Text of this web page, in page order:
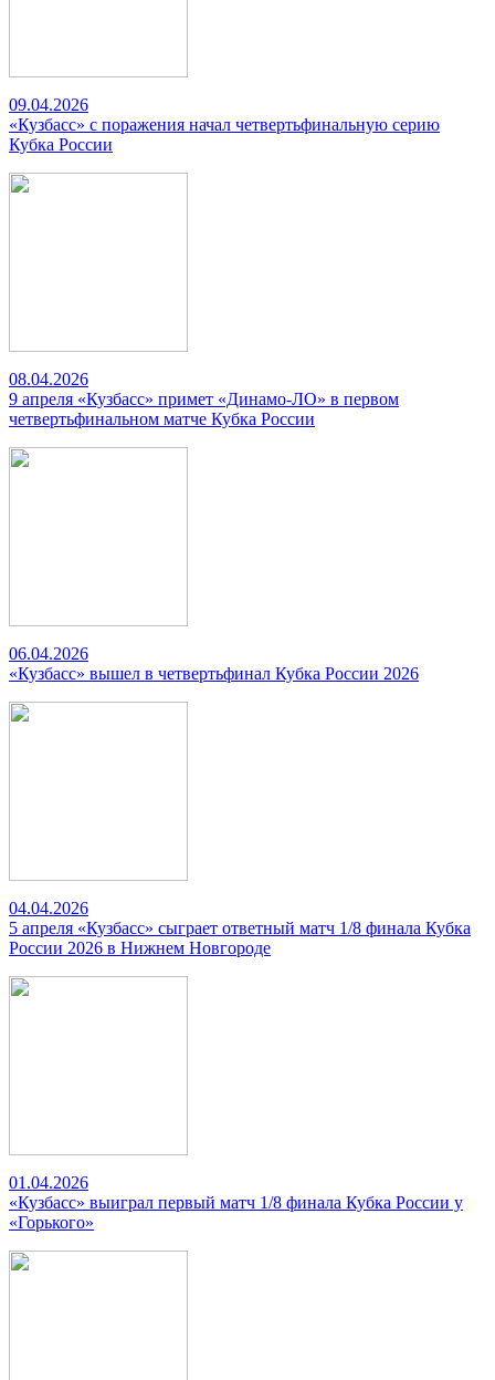
09.04.2026
«Кузбасс» с поражения начал четвертьфинальную серию
Кубка России
08.04.2026
9 апреля «Кузбасс» примет «Динамо-ЛО» в первом
четвертьфинальном матче Кубка России
06.04.2026
«Кузбасс» вышел в четвертьфинал Кубка России 2026
04.04.2026
5 апреля «Кузбасс» сыграет ответный матч 1/8 финала Кубка
России 2026 в Нижнем Новгороде
01.04.2026
«Кузбасс» выиграл первый матч 1/8 финала Кубка России у
«Горького»